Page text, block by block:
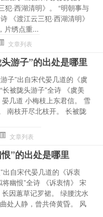
犯·西湖清明》。 “明朝事与
《渡江云三犯·西湖清明》
片绣点重...
文章列表
游子”的出处是哪里
子”出自宋代晏几道的《虞
长被陇头游子”全诗 《虞美
晏几道 小梅枝上东君信。 雪
南枝开尽北枝开。 长被陇
文章列表
”的出处是哪里
出自宋代晏几道的《诉衷
将幽恨”全诗 《诉衷情》 宋
因蕙草记罗裙。 绿腰沈水
处人静，曾共倚黄昏。 风